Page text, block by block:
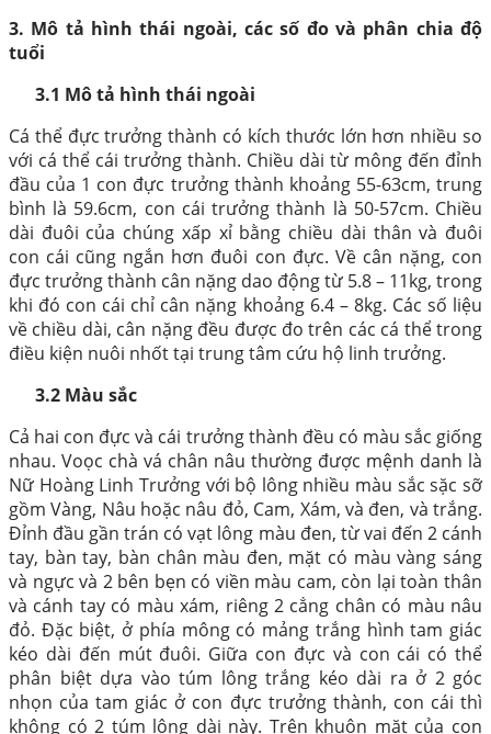
3. Mô tả hình thái ngoài, các số đo và phân chia độ
tuổi
3.1 Mô tả hình thái ngoài
Cá thể đực trưởng thành có kích thước lớn hơn nhiều so
với cá thể cái trưởng thành. Chiều dài từ mông đến đỉnh
đầu của 1 con đực trưởng thành khoảng 55-63cm, trung
bình là 59.6cm, con cái trưởng thành là 50-57cm. Chiều
dài đuôi của chúng xấp xỉ bằng chiều dài thân và đuôi
con cái cũng ngắn hơn đuôi con đực. Về cân nặng, con
đực trưởng thành cân nặng dao động từ 5.8 – 11kg, trong
khi đó con cái chỉ cân nặng khoảng 6.4 – 8kg. Các số liệu
về chiều dài, cân nặng đều được đo trên các cá thể trong
điều kiện nuôi nhốt tại trung tâm cứu hộ linh trưởng.
3.2 Màu sắc
Cả hai con đực và cái trưởng thành đều có màu sắc giống
nhau. Voọc chà vá chân nâu thường được mệnh danh là
Nữ Hoàng Linh Trưởng với bộ lông nhiều màu sắc sặc sỡ
gồm Vàng, Nâu hoặc nâu đỏ, Cam, Xám, và đen, và trắng.
Đỉnh đầu gần trán có vạt lông màu đen, từ vai đến 2 cánh
tay, bàn tay, bàn chân màu đen, mặt có màu vàng sáng
và ngực và 2 bên bẹn có viền màu cam, còn lại toàn thân
và cánh tay có màu xám, riêng 2 cẳng chân có màu nâu
đỏ. Đặc biệt, ở phía mông có mảng trắng hình tam giác
kéo dài đến mút đuôi. Giữa con đực và con cái có thể
phân biệt dựa vào túm lông trắng kéo dài ra ở 2 góc
nhọn của tam giác ở con đực trưởng thành, con cái thì
không có 2 túm lông dài này. Trên khuôn mặt của con